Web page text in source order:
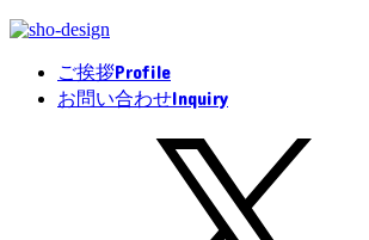
ご挨拶Profile
お問い合わせInquiry